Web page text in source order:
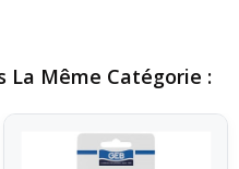
La Même Catégorie :